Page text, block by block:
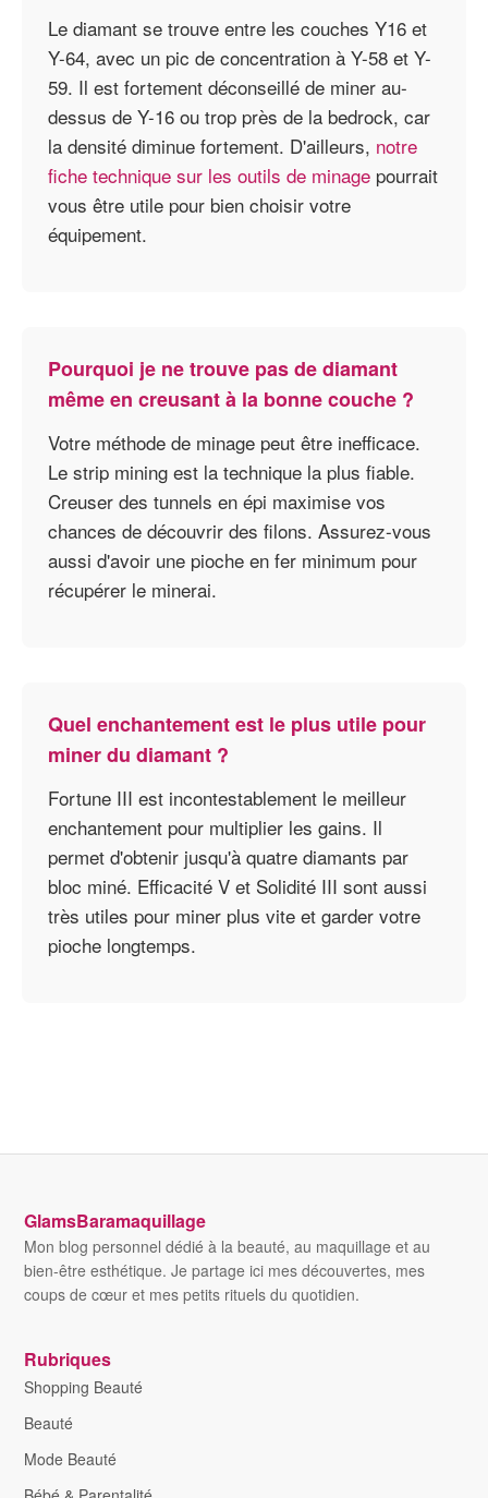
Le diamant se trouve entre les couches Y16 et
Y-64, avec un pic de concentration à Y-58 et Y-
59. Il est fortement déconseillé de miner au-
dessus de Y-16 ou trop près de la bedrock, car
la densité diminue fortement. D'ailleurs, notre
fiche technique sur les outils de minage pourrait
vous être utile pour bien choisir votre
équipement.
Pourquoi je ne trouve pas de diamant
même en creusant à la bonne couche ?
Votre méthode de minage peut être inefficace.
Le strip mining est la technique la plus fiable.
Creuser des tunnels en épi maximise vos
chances de découvrir des filons. Assurez-vous
aussi d'avoir une pioche en fer minimum pour
récupérer le minerai.
Quel enchantement est le plus utile pour
miner du diamant ?
Fortune III est incontestablement le meilleur
enchantement pour multiplier les gains. Il
permet d'obtenir jusqu'à quatre diamants par
bloc miné. Efficacité V et Solidité III sont aussi
très utiles pour miner plus vite et garder votre
pioche longtemps.
GlamsBaramaquillage
Mon blog personnel dédié à la beauté, au maquillage et au
bien-être esthétique. Je partage ici mes découvertes, mes
coups de cœur et mes petits rituels du quotidien.
Rubriques
Shopping Beauté
Beauté
Mode Beauté